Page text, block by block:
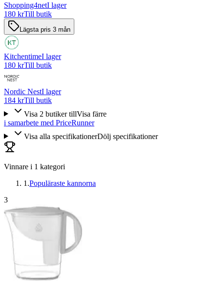
Shopping4netI lager
180 krTill butik
Lägsta pris 3 mån
KitchentimeI lager
180 krTill butik
Nordic NestI lager
184 krTill butik
Visa 2 butiker tillVisa färre
i samarbete med PriceRunner
Visa alla specifikationerDölj specifikationer
Vinnare i 1 kategori
1 .Populäraste kannorna
3